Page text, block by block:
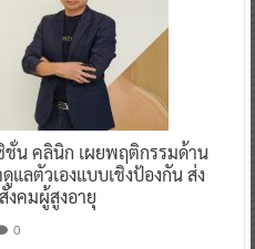
ชั่น คลินิก เผยพฤติกรรมด้าน
ลตัวเองแบบเชิงป้องกัน ส่ง
งคมผู้สูงอายุ
0